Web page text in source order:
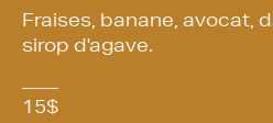
Fraises, banane, avocat,
sirop d'agave.
15$